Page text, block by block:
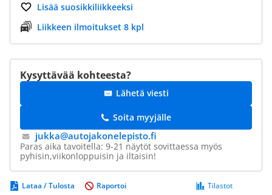
Lisää suosikkiliikkeeksi
Liikkeen ilmoitukset 8 kpl
Kysyttävää kohteesta?
Lähetä viesti
Soita myyjälle
jukka@​autojakonelepisto.fi
Paras aika tavoitella: 9-21 näytöt sovittaessa myös
pyhisin,viikonloppuisin ja iltaisin!
Lataa / Tulosta Tilastot
Raportoi